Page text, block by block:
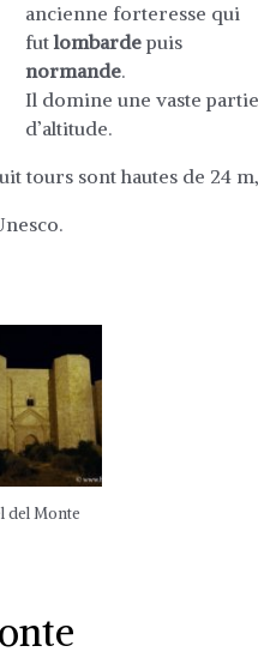
ancienne forteresse qui
futlombarde puis
normande.
Il domine une vaste
d’altitude.
tours sont hautes de 24
del Monte